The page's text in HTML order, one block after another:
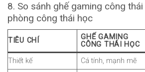
8. So sánh ghế gaming công
phòng công thái học
TIÊU CHÍ
GHẾ GAMING
CÔNG THÁI HỌC
Thiết kế
Cá tính, mạnh mẽ